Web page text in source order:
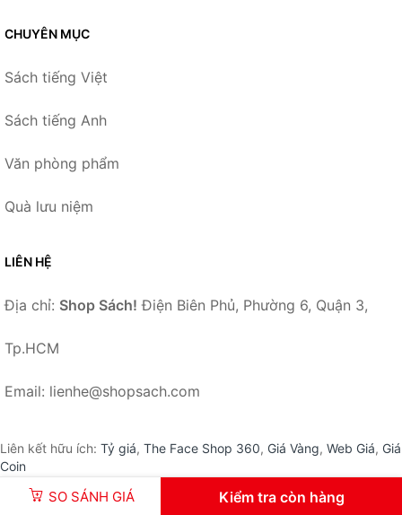
SO SÁNH GIÁ Kiểm tra còn hàng
CHUYÊN MỤC
Sách tiếng Việt
Sách tiếng Anh
Văn phòng phẩm
Quà lưu niệm
LIÊN HỆ
Địa chỉ: Shop Sách! Điện Biên Phủ, Phường 6, Quận 3,
Tp.HCM
Email: lienhe@shopsach.com
Liên kết hữu ích: Tỷ giá, The Face Shop 360, Giá Vàng, Web Giá, Giá
Coin
© 2026 – ShopSach.com-Shop Sách!.